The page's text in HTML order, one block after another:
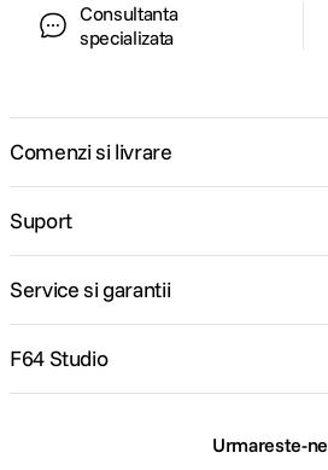
Consultanta
specializata
Comenzi si livrare
Suport
Service si garantii
F64 Studio
Urmareste-ne